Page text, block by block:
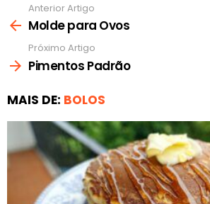
mais
Anterior Artigo
Molde para Ovos
Próximo Artigo
Pimentos Padrão
MAIS DE: BOLOS